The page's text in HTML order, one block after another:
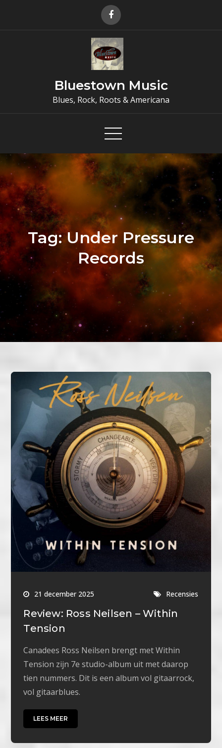
Bluestown Music
Blues, Rock, Roots & Americana
Tag:Under Pressure
Records
21 december 2025 Recensies
Review: Ross Neilsen – Within
Tension
Canadees Ross Neilsen brengt met Within
Tension zijn 7e studio-album uit met daarop
tien nummers. Dit is een album vol gitaarrock,
vol gitaarblues.
LEES MEER